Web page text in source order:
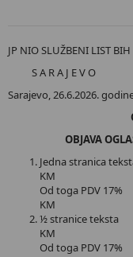
JP NIO SLUŽBENI LIST BIH
S A R A J E V O
Sarajevo, 26.6.2026.
OBJAVA
Jedna
KM
Od
KM
½
KM
Od